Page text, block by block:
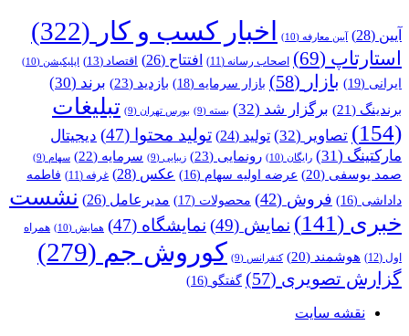
آیین (28) آیین معارفه (10) اخبار کسب و کار (322)
استارتاپ (69) اصحاب رسانه (11) افتتاح (26) اقتصاد (13) اپلیکیشن (10)
ایرانی (19) بازار (58) بازار سرمایه (18) بازدید (23) برند (30)
برندینگ (21) برگزار شد (32) بسته (9) بورس تهران (9)
تبلیغات
(154)
تصاویر (32) تولید (24) تولید محتوا (47)
دیجیتال
مارکتینگ (31) رایگان (10) رونمایی (23) زیبایی (9) سرمایه (22) سهام (9)
صمد یوسفی (20) عرضه اولیه سهام (16) عکس (28) غرفه (11)
فاطمه
داداشی (16) فروش (42) محصولات (17) مدیرعامل (26)
نشست
خبری (141) نمایش (49) نمایشگاه (47) همایش (10) همراه
اول (12) هوشمند (20) کنفرانس (9) کوروش جم (279)
گزارش تصویری (57) گفتگو (16)
نقشه سایت